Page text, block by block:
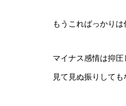
もうこればっかりは
マイナス感情は抑圧
見て見ぬ振りしても